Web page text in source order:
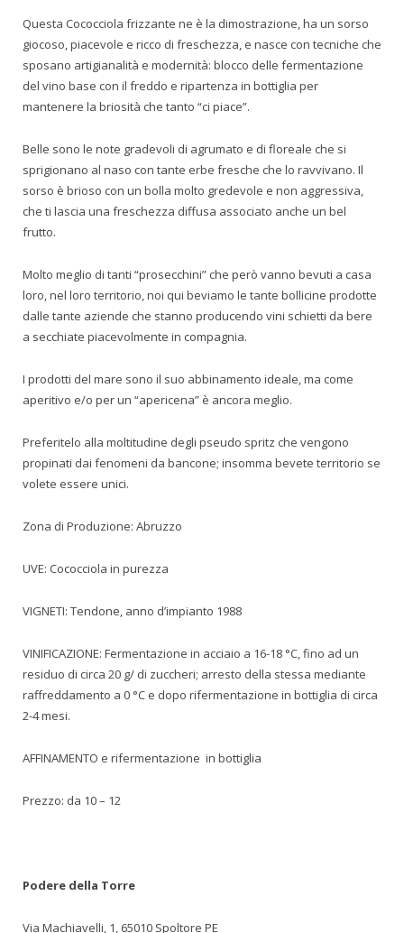
Questa Cococciola frizzante ne è la dimostrazione, ha un sorso
giocoso, piacevole e ricco di freschezza, e nasce con tecniche che
sposano artigianalità e modernità: blocco delle fermentazione
del vino base con il freddo e ripartenza in bottiglia per
mantenere la briosità che tanto “ci piace”.
Belle sono le note gradevoli di agrumato e di floreale che si
sprigionano al naso con tante erbe fresche che lo ravvivano. Il
sorso è brioso con un bolla molto gredevole e non aggressiva,
che ti lascia una freschezza diffusa associato anche un bel
frutto.
Molto meglio di tanti “prosecchini” che però vanno bevuti a casa
loro, nel loro territorio, noi qui beviamo le tante bollicine prodotte
dalle tante aziende che stanno producendo vini schietti da bere
a secchiate piacevolmente in compagnia.
I prodotti del mare sono il suo abbinamento ideale, ma come
aperitivo e/o per un “apericena” è ancora meglio.
Preferitelo alla moltitudine degli pseudo spritz che vengono
propinati dai fenomeni da bancone; insomma bevete territorio se
volete essere unici.
Zona di Produzione: Abruzzo
UVE: Cococciola in purezza
VIGNETI: Tendone, anno d’impianto 1988
VINIFICAZIONE: Fermentazione in acciaio a 16-18 °C, fino ad un
residuo di circa 20 g/ di zuccheri; arresto della stessa mediante
raffreddamento a 0 °C e dopo rifermentazione in bottiglia di circa
2-4 mesi.
AFFINAMENTO e rifermentazione in bottiglia
Prezzo: da 10 – 12
Podere della Torre
Via Machiavelli, 1, 65010 Spoltore PE